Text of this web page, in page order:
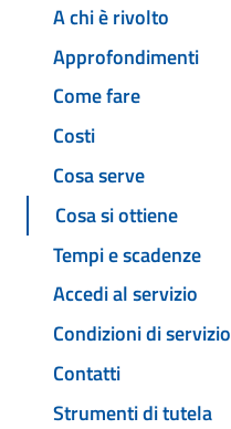
A chi è rivolto
Approfondimenti
Come fare
Costi
Cosa serve
Cosa si ottiene
Tempi e scadenze
Accedi al servizio
Condizioni di servizio
Contatti
Strumenti di tutela